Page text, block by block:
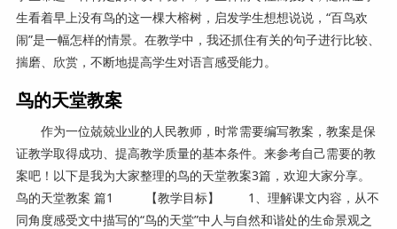
生看着早上没有鸟的这一棵大榕树，启发学生想想说说，“百鸟欢
闹”是一幅怎样的情景。在教学中，我还抓住有关的句子进行比较、
揣磨、欣赏，不断地提高学生对语言感受能力。
鸟的天堂教案
作为一位兢兢业业的人民教师，时常需要编写教案，教案是保
证教学取得成功、提高教学质量的基本条件。来参考自己需要的教
案吧！以下是我为大家整理的鸟的天堂教案3篇，欢迎大家分享。
鸟的天堂教案 篇1 【教学目标】 1、理解课文内容，从不
同角度感受文中描写的“鸟的天堂”中人与自然和谐处的生命景观之